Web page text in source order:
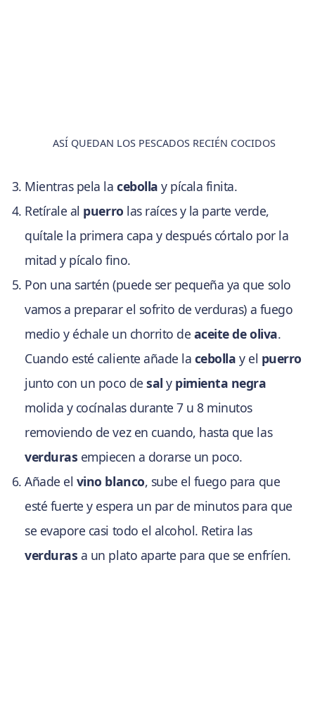
ASÍ QUEDAN LOS PESCADOS RECIÉN COCIDOS
Mientras pela lacebolla y pícala finita.
Retírale al puerro las raíces y la parte verde,
quítale la primera capa y después córtalo por la
mitad y pícalo fino.
Pon una sartén (puede ser pequeña ya que solo
vamos a preparar el sofrito de verduras) a fuego
medio y échale un chorrito de aceite de oliva.
Cuando esté caliente añade la cebolla y el puerro
junto con un poco desal y pimienta negra
molida y cocínalas durante 7 u 8 minutos
removiendo de vez en cuando, hasta que las
verduras empiecen a dorarse un poco.
Añade el vino blanco, sube el fuego para que
esté fuerte y espera un par de minutos para que
se evapore casi todo el alcohol. Retira las
verduras a un plato aparte para que se enfríen.